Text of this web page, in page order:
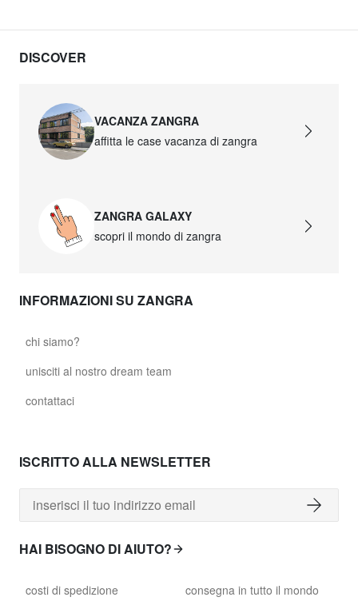
DISCOVER
VACANZA ZANGRA
affitta le case vacanza di zangra
ZANGRA GALAXY
scopri il mondo di zangra
INFORMAZIONI SU ZANGRA
chi siamo?
unisciti al nostro dream team
contattaci
ISCRITTO ALLA NEWSLETTER
HAI BISOGNO DI AIUTO?
costi di spedizione
consegna in tutto il mondo